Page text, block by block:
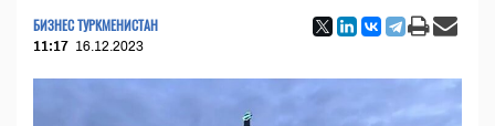
БИЗНЕС ТУРКМЕНИСТАН
11:17 16.12.2023